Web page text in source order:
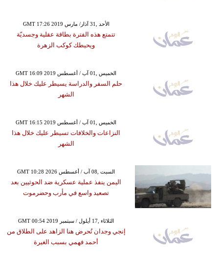
GMT 17:26 2019 الأحد ,31 آذار/ مارس
تتمتع هذه الفترة بطاقة عقلية وجسديّة
ويحيطك كوكب الزهرة
GMT 16:09 2019 الخميس ,01 آب / أغسطس
حلم السفر والدراسة يسيطر عليك خلال هذا
الشهر
GMT 16:15 2019 الخميس ,01 آب / أغسطس
النزاعات والخلافات تسيطر عليك خلال هذا
الشهر
GMT 10:28 2026 السبت ,08 آب / أغسطس
اليمن ينفذ عملية عسكرية ضد الحوثيين بعد
تصعيد واسع في مأرب وحضرموت
GMT 00:54 2019 الثلاثاء ,17 أيلول / سبتمبر
إنجي وجدان تُحرض هنا الزاهد على الطلاق من
أحمد فهمي بسبب الغيرة